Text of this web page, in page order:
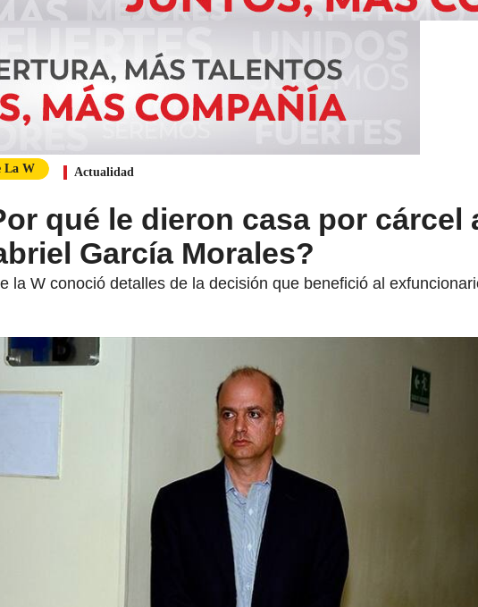
La W Actualidad
qué le dieron casa por cárcel
García Morales?
la W conoció detalles de la decisión que benefició al